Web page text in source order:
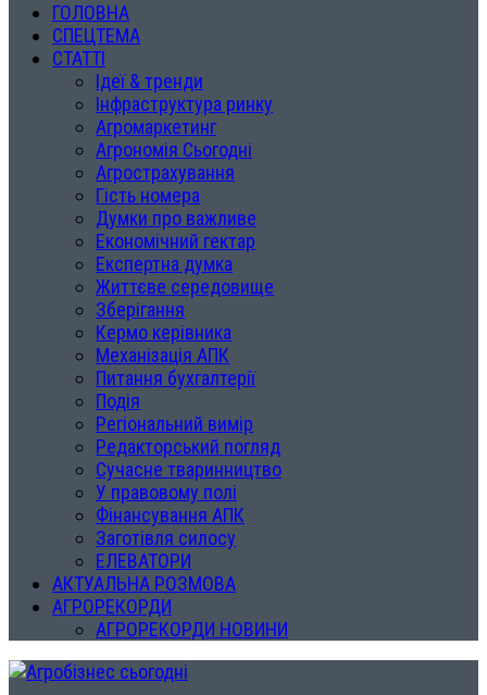
ГОЛОВНА
СПЕЦТЕМА
СТАТТІ
Ідеї & тренди
Інфраструктура ринку
Агромаркетинг
Агрономія Сьогодні
Агрострахування
Гість номера
Думки про важливе
Економічний гектар
Експертна думка
Життєве середовище
Зберігання
Кермо керівника
Механізація АПК
Питання бухгалтерії
Подія
Регіональний вимір
Редакторський погляд
Сучасне тваринництво
У правовому полі
Фінансування АПК
Заготівля силосу
ЕЛЕВАТОРИ
АКТУАЛЬНА РОЗМОВА
АГРОРЕКОРДИ
АГРОРЕКОРДИ НОВИНИ